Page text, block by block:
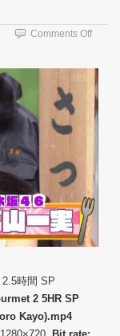
Comments Offon
ィ
番
マ
せ
時間 SP
2 5HR SP
Kayo).mp4